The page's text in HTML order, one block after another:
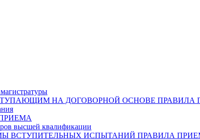
НА ДОГОВОРНОЙ ОСНОВЕ ПРАВИЛА
высшей квалификации
ВСТУПИТЕЛЬНЫХ ИСПЫТАНИЙ ПРАВИЛА